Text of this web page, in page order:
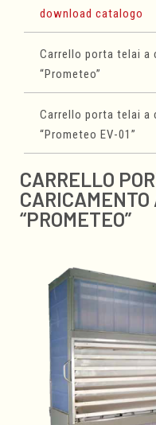
Caricatore
Linee
Stivatore per carico
Stivatore per
Impilatore per assi/
download catalogo
Carrello porta telai a
“Prometeo”
Carrello porta telai a
“Prometeo EV-01”
CARRELLO
CARICAMENTO
“PROMETEO”